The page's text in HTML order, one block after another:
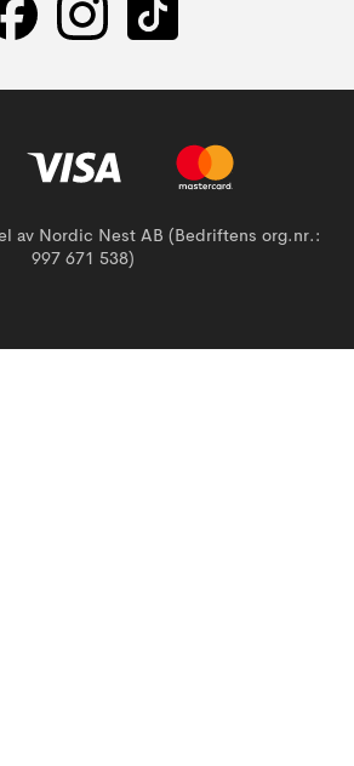
av Nordic Nest AB (Bedriftens org.nr.:
997 671 538)